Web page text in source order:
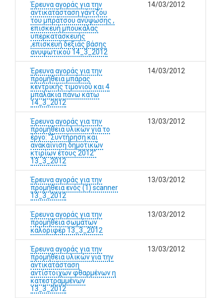
Έρευνα αγοράς για την
αντικατάσταση γάντζου
του μπράτσου ανύψωσης ,
επισκευή μπουκάλας
υπερκατασκευής
,επισκευή δεξιάς βάσης
ανυψωτικού 14_3_2012
14/03/2012
Έρευνα αγοράς για την
προμήθεια μπάρας
κεντρικής τιμονιού και 4
μπαλάκια πάνω κάτω
14_3_2012
14/03/2012
Έρευνα αγοράς για την
προμήθεια υλικών για το
έργο: "Συντήρηση και
ανακαίνιση δημοτικών
κτιρίων έτους 2012"
13_3_2012
13/03/2012
Έρευνα αγοράς για την
προμήθεια ενός (1) scanner
13_3_2012
13/03/2012
Έρευνα αγοράς για την
προμήθεια σωμάτων
καλοριφέρ 13_3_2012
13/03/2012
Έρευνα αγοράς για την
προμήθεια υλικών για την
αντικατάσταση
αντίστοιχων φθαρμένων η
κατεστραμμένων
13_3_2012
13/03/2012